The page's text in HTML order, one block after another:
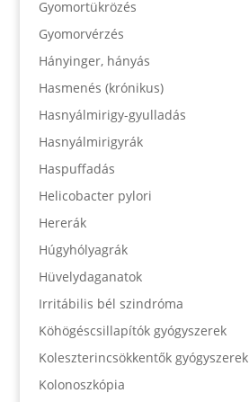
Gyomortükrözés
Gyomorvérzés
Hányinger, hányás
Hasmenés (krónikus)
Hasnyálmirigy-gyulladás
Hasnyálmirigyrák
Haspuffadás
Helicobacter pylori
Hererák
Húgyhólyagrák
Hüvelydaganatok
Irritábilis bél szindróma
Köhögéscsillapítók gyógyszerek
Koleszterincsökkentők gyógyszerek
Kolonoszkópia